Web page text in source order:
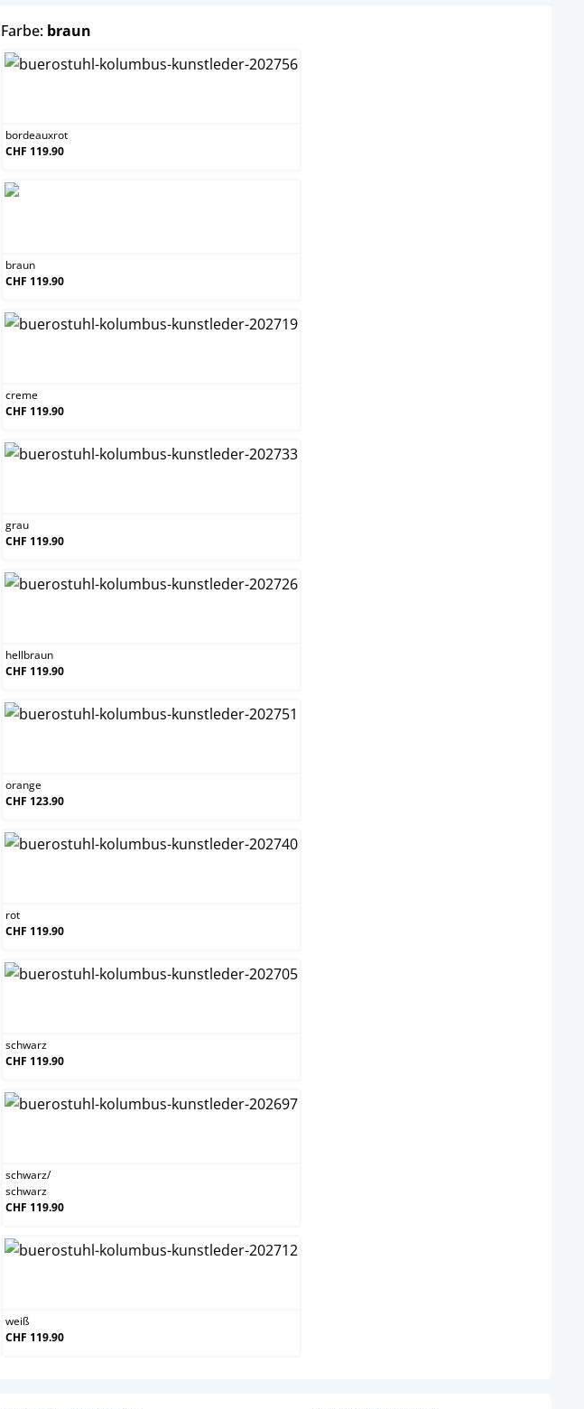
Farbe: braun
bordeauxrot
CHF 119.90
braun
CHF 119.90
creme
CHF 119.90
grau
CHF 119.90
hellbraun
CHF 119.90
orange
CHF 123.90
rot
CHF 119.90
schwarz
CHF 119.90
schwarz/
schwarz
CHF 119.90
weiß
CHF 119.90